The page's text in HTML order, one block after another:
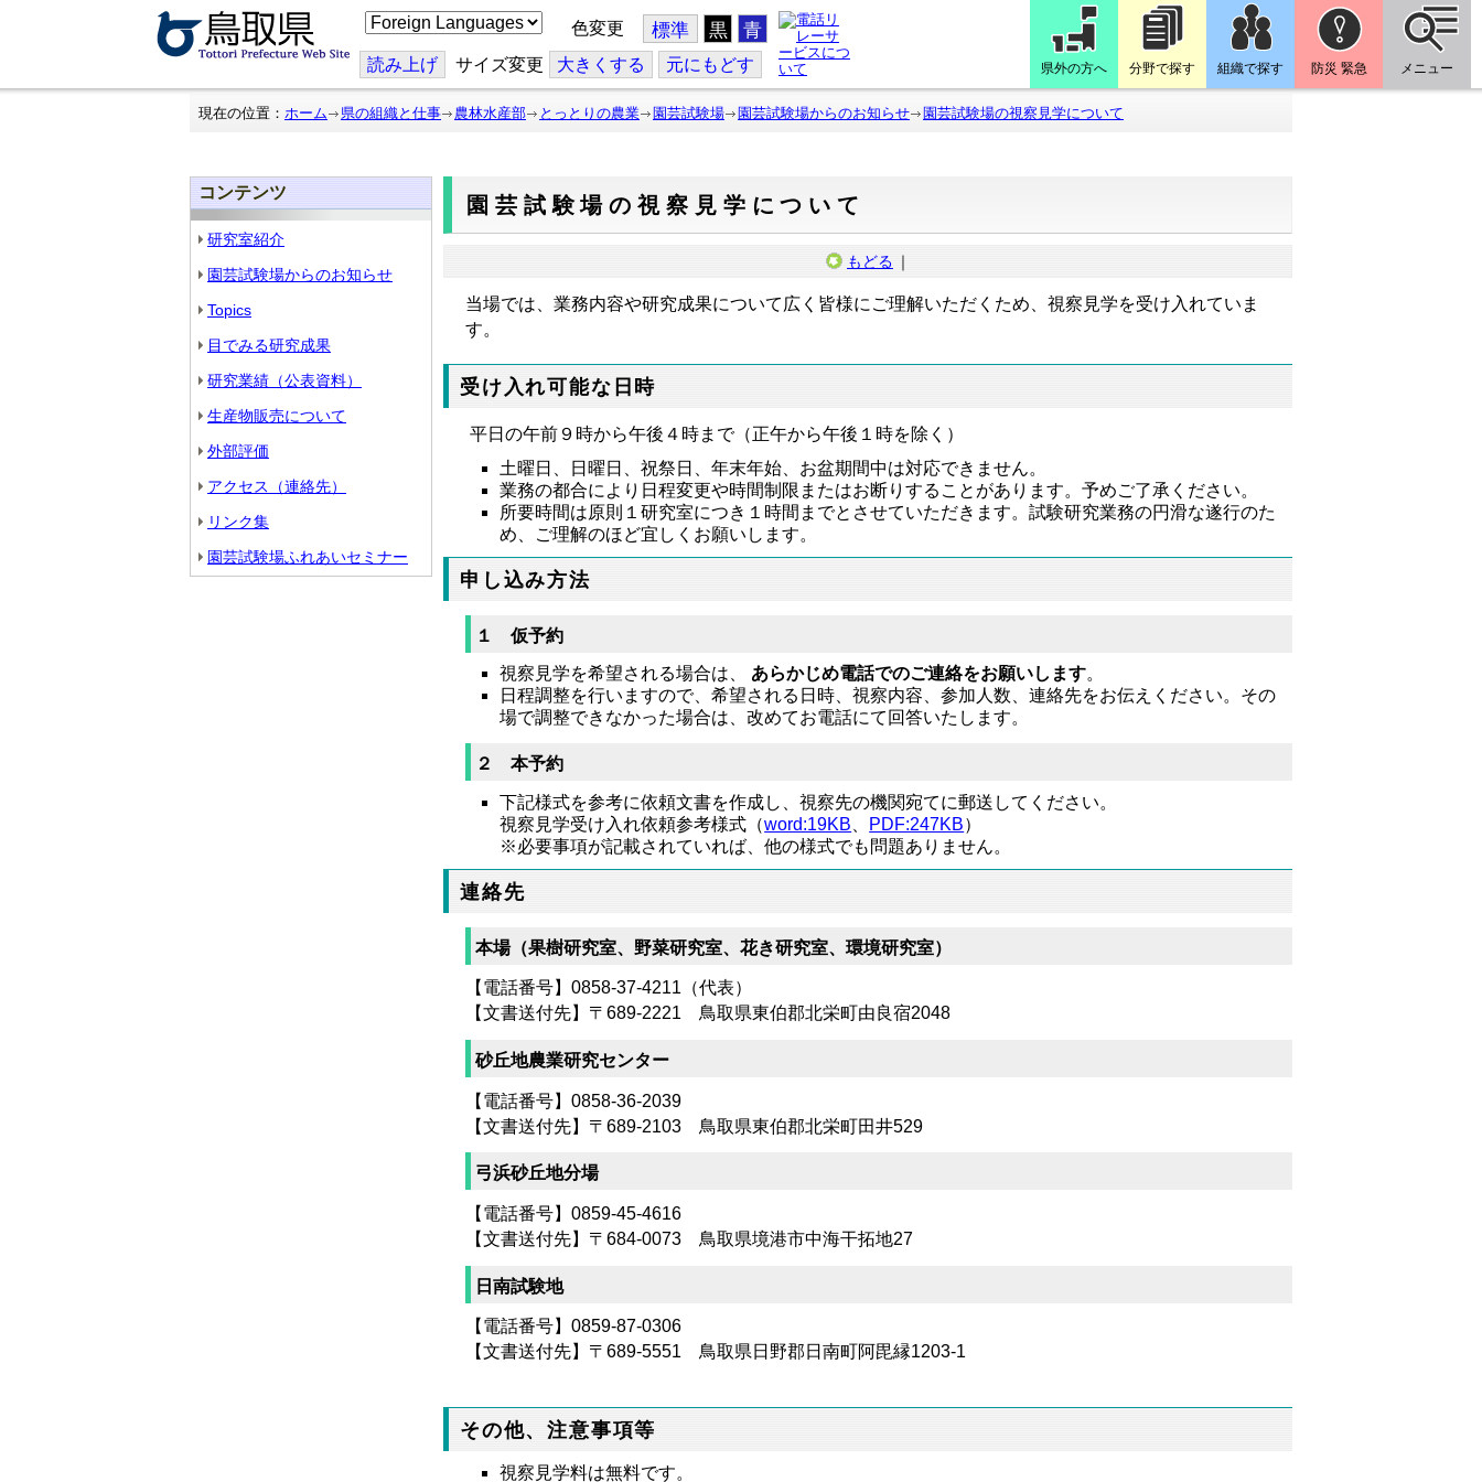
こ
の
ジ
を
翻
色変更 標準 黒 青
読み上げ サイズ変更 大きくする 元にもどす 県外の方へ 分野で探す 組織で探す 防災 緊急 メニュー
現在の位置： ホーム 県の組織と仕事 農林水産部 とっとりの農業 園芸試験場 園芸試験場からのお知らせ 園芸試験場の視察見学について
コンテンツ
研究室紹介
園芸試験場からのお知らせ
Topics
目でみる研究成果
研究業績（公表資料）
生産物販売について
外部評価
アクセス（連絡先）
リンク集
園芸試験場ふれあいセミナー
園芸試験場の視察見学について
もどる ｜
当場では、業務内容や研究成果について広く皆様にご理解いただくため、視察見学を受け入れていま
す。
受け入れ可能な日時
平日の午前９時から午後４時まで（正午から午後１時を除く）
土曜日、日曜日、祝祭日、年末年始、お盆期間中は対応できません。
業務の都合により日程変更や時間制限またはお断りすることがあります。予めご了承ください。
所要時間は原則１研究室につき１時間までとさせていただきます。試験研究業務の円滑な遂行のた
め、ご理解のほど宜しくお願いします。
申し込み方法
１ 仮予約
視察見学を希望される場合は、 あらかじめ電話でのご連絡をお願いします。
日程調整を行いますので、希望される日時、視察内容、参加人数、連絡先をお伝えください。その
場で調整できなかった場合は、改めてお電話にて回答いたします。
２ 本予約
下記様式を参考に依頼文書を作成し、視察先の機関宛てに郵送してください。
視察見学受け入れ依頼参考様式（word:19KB PDF:247KB）
※必要事項が記載されていれば、他の様式でも問題ありません。
連絡先
本場（果樹研究室、野菜研究室、花き研究室、環境研究室）
【電話番号】0858-37-4211（代表）
【文書送付先】〒689-2221 鳥取県東伯郡北栄町由良宿2048
砂丘地農業研究センター
【電話番号】0858-36-2039
【文書送付先】〒689-2103 鳥取県東伯郡北栄町田井529
弓浜砂丘地分場
【電話番号】0859-45-4616
【文書送付先】〒684-0073 鳥取県境港市中海干拓地27
日南試験地
【電話番号】0859-87-0306
【文書送付先】〒689-5551 鳥取県日野郡日南町阿毘縁1203-1
その他、注意事項等
視察見学料は無料です。